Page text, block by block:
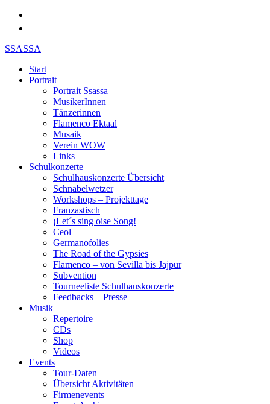
SSASSA
Start
Portrait
Portrait Ssassa
MusikerInnen
Tänzerinnen
Flamenco Ektaal
Musaik
Verein WOW
Links
Schulkonzerte
Schulhauskonzerte Übersicht
Schnabelwetzer
Workshops – Projekttage
Franzastisch
¡Let´s sing oise Song!
Ceol
Germanofolies
The Road of the Gypsies
Flamenco – von Sevilla bis Jajpur
Subvention
Tourneeliste Schulhauskonzerte
Feedbacks – Presse
Musik
Repertoire
CDs
Shop
Videos
Events
Tour-Daten
Übersicht Aktivitäten
Firmenevents